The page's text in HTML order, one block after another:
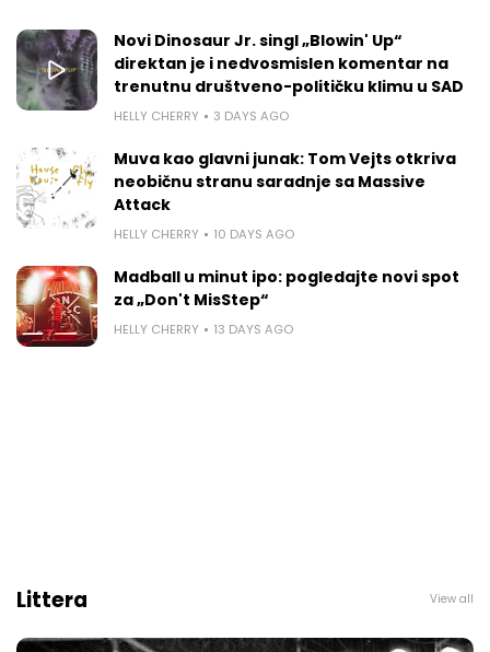
Novi Dinosaur Jr. singl „Blowin' Up“
direktan je i nedvosmislen komentar na
trenutnu društveno-političku klimu u SAD
HELLY CHERRY 3 DAYS AGO
Muva kao glavni junak: Tom Vejts otkriva
neobičnu stranu saradnje sa Massive
Attack
HELLY CHERRY 10 DAYS AGO
Madball u minut ipo: pogledajte novi spot
za „Don't MisStep“
HELLY CHERRY 13 DAYS AGO
Littera View all